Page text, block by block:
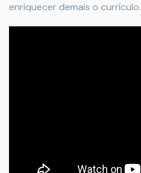
enriquecer demais o currículo.